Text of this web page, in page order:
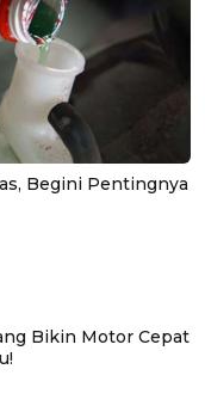
Begini Pentingnya
Bikin Motor Cepat